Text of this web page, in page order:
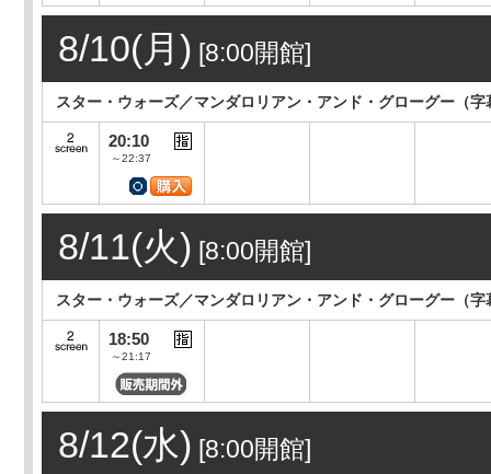
8/10(月) [8:00開館]
スター・ウォーズ／マンダロリアン・アンド・グローグー（字
20:10
～22:37
8/11(火) [8:00開館]
スター・ウォーズ／マンダロリアン・アンド・グローグー（字
18:50
～21:17
8/12(水) [8:00開館]